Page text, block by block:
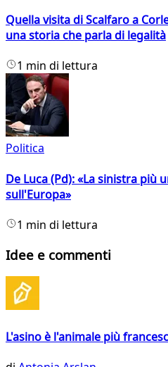
Quella visita di Scalfaro a
una storia che parla di legalità
1 min di lettura
Politica
De Luca (Pd): «La sinistra più
sull'Europa»
1 min di lettura
Idee e commenti
L'asino è l'animale più